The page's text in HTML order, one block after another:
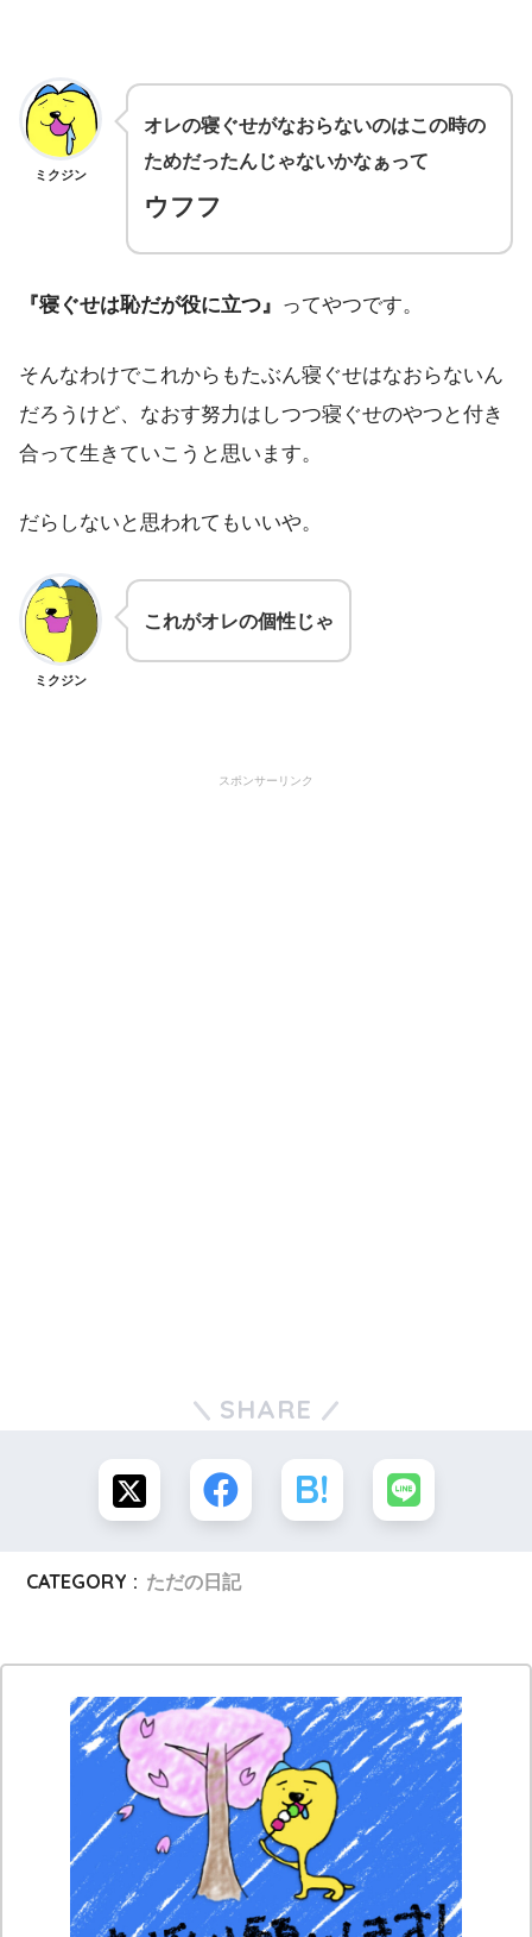
ミクジン
オレの寝ぐせがなおらないのはこの時の
ためだったんじゃないかなぁって
ウフフ
『寝ぐせは恥だが役に立つ』 ってやつです。
そんなわけでこれからもたぶん寝ぐせはなおらないん
だろうけど、なおす努力はしつつ寝ぐせのやつと付き
合って生きていこうと思います。
だらしないと思われてもいいや。
ミクジン
これがオレの個性じゃ
スポンサーリンク
SHARE
CATEGORY : ただの日記